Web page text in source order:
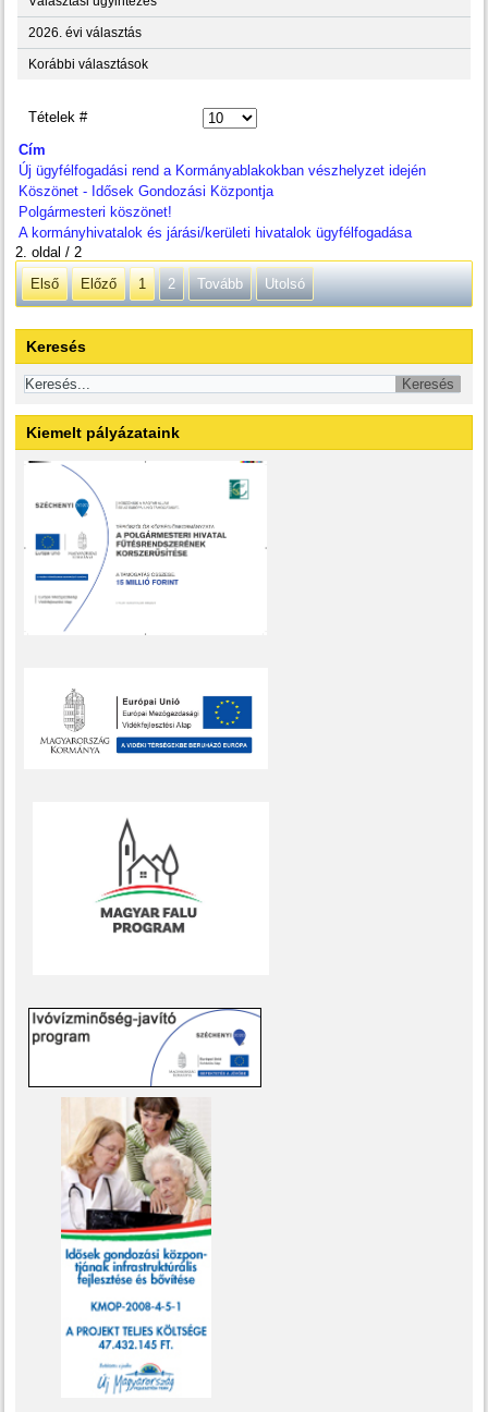
2026. évi választás
Korábbi választások
Tételek #
Cím
Új ügyfélfogadási rend a Kormányablakokban vészhelyzet idején
Köszönet - Idősek Gondozási Központja
Polgármesteri köszönet!
A kormányhivatalok és járási/kerületi hivatalok ügyfélfogadása
2. oldal / 2
Első
Előző 1 2 Tovább Utolsó
Keresés
Kiemelt pályázataink